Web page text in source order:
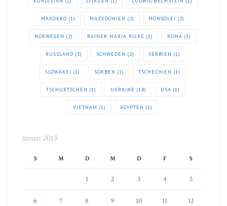
MAROKKO (1) MAZEDONIEN (2) MONGOLEI (2)
NORWEGEN (2) RAINER MARIA RILKE (1) ROMA (1)
RUSSLAND (3) SCHWEDEN (2) SERBIEN (1)
SLOWAKEI (1) SORBEN (1) TSCHECHIEN (1)
TSCHUKTSCHEN (1) UKRAINE (18) USA (1)
VIETNAM (1) ÄGYPTEN (1)
Januar 2019
S M D M D F S
1 2 3 4 5
6 7 8 9 10 11 12